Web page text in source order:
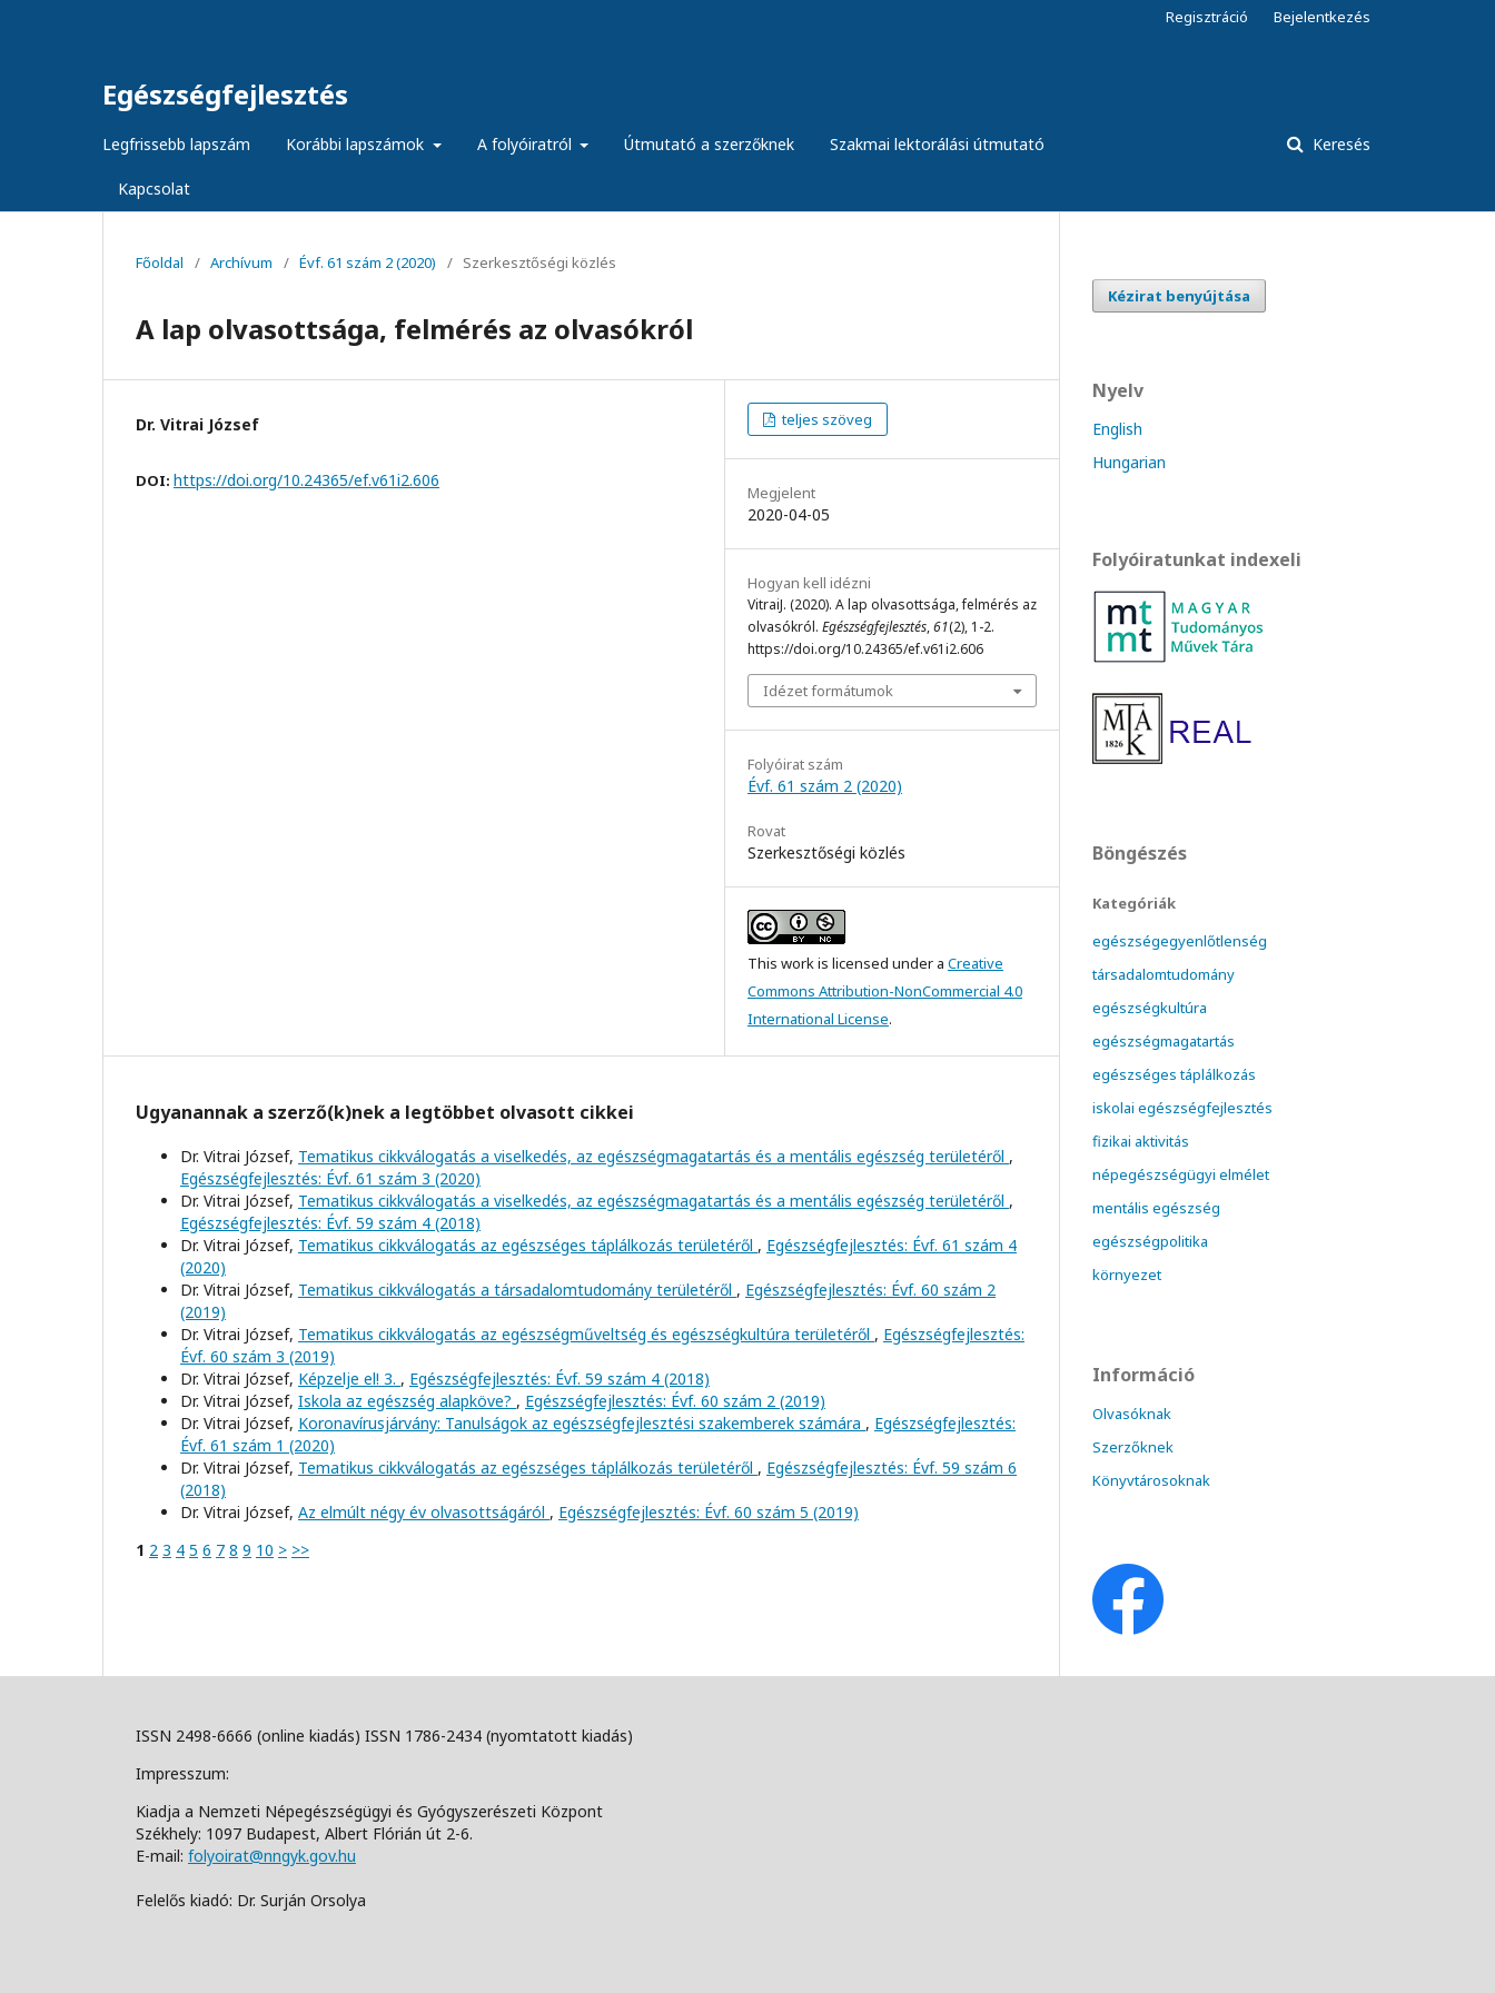
Egészségfejlesztés
Legfrissebb lapszám Korábbi lapszámok A folyóiratról Útmutató a szerzőknek Szakmai lektorálási útmutató
Kapcsolat
Keresés
Regisztráció Bejelentkezés
Főoldal / Archívum / Évf. 61 szám 2 (2020) / Szerkesztőségi közlés
A lap olvasottsága, felmérés az olvasókról
Dr. Vitrai József
DOI: https://doi.org/10.24365/ef.v61i2.606
teljes szöveg
Megjelent
2020-04-05
Hogyan kell idézni
VitraiJ. (2020). A lap olvasottsága, felmérés az
olvasókról. Egészségfejlesztés,61(2), 1-2.
https://doi.org/10.24365/ef.v61i2.606
Idézet formátumok
Folyóirat szám
Évf. 61 szám 2 (2020)
Rovat
Szerkesztőségi közlés
This work is licensed under a Creative
Commons Attribution-NonCommercial 4.0
International License.
Ugyanannak a szerző(k)nek a legtöbbet olvasott cikkei
Dr. Vitrai József, Tematikus cikkválogatás a viselkedés, az egészségmagatartás és a mentális egészség területéről ,
Egészségfejlesztés: Évf. 61 szám 3 (2020)
Dr. Vitrai József, Tematikus cikkválogatás a viselkedés, az egészségmagatartás és a mentális egészség területéről ,
Egészségfejlesztés: Évf. 59 szám 4 (2018)
Dr. Vitrai József, Tematikus cikkválogatás az egészséges táplálkozás területéről , Egészségfejlesztés: Évf. 61 szám 4
(2020)
Dr. Vitrai József, Tematikus cikkválogatás a társadalomtudomány területéről , Egészségfejlesztés: Évf. 60 szám 2
(2019)
Dr. Vitrai József, Tematikus cikkválogatás az egészségműveltség és egészségkultúra területéről , Egészségfejlesztés:
Évf. 60 szám 3 (2019)
Dr. Vitrai József, Képzelje el! 3. , Egészségfejlesztés: Évf. 59 szám 4 (2018)
Dr. Vitrai József, Iskola az egészség alapköve? , Egészségfejlesztés: Évf. 60 szám 2 (2019)
Dr. Vitrai József, Koronavírusjárvány: Tanulságok az egészségfejlesztési szakemberek számára , Egészségfejlesztés:
Évf. 61 szám 1 (2020)
Dr. Vitrai József, Tematikus cikkválogatás az egészséges táplálkozás területéről , Egészségfejlesztés: Évf. 59 szám 6
(2018)
Dr. Vitrai József, Az elmúlt négy év olvasottságáról , Egészségfejlesztés: Évf. 60 szám 5 (2019)
1 2 3 4 5 6 7 8 9 10 > >>
Kézirat benyújtása
Nyelv
English
Hungarian
Folyóiratunkat indexeli
Böngészés
Kategóriák
egészségegyenlőtlenség
társadalomtudomány
egészségkultúra
egészségmagatartás
egészséges táplálkozás
iskolai egészségfejlesztés
fizikai aktivitás
népegészségügyi elmélet
mentális egészség
egészségpolitika
környezet
Információ
Olvasóknak
Szerzőknek
Könyvtárosoknak
ISSN 2498-6666 (online kiadás) ISSN 1786-2434 (nyomtatott kiadás)
Impresszum:
Kiadja a Nemzeti Népegészségügyi és Gyógyszerészeti Központ
Székhely: 1097 Budapest, Albert Flórián út 2-6.
E-mail: folyoirat@nngyk.gov.hu
Felelős kiadó: Dr. Surján Orsolya